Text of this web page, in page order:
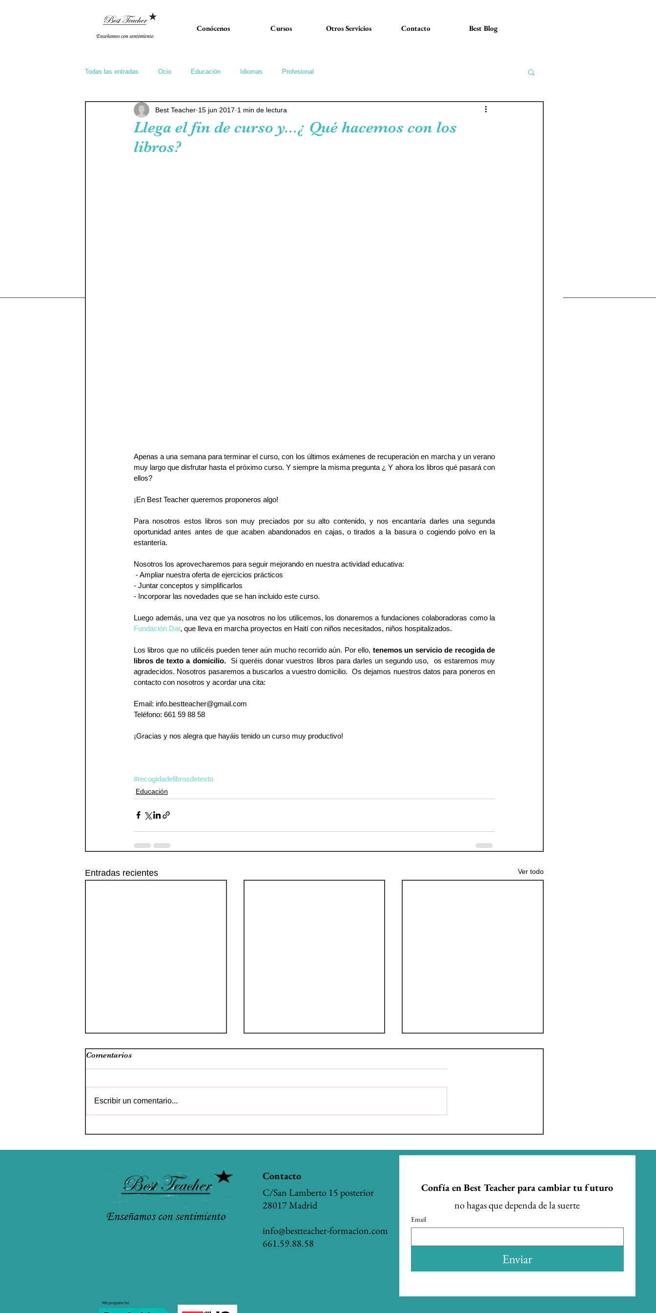
Conócenos Cursos Otros Servicios Contacto Best Blog
Todas las entradas Ocio Educación Idiomas Profesional
Llega el fin de curso y...¿ Qué hacemos con los
libros?
Best Teacher 15 jun 2017 1 min de lectura
Apenas a una semana para terminar el curso, con los últimos exámenes de recuperación en marcha y un verano
muy largo que disfrutar hasta el próximo curso. Y siempre la misma pregunta ¿ Y ahora los libros qué pasará con
ellos?
¡En Best Teacher queremos proponeros algo!
Para nosotros estos libros son muy preciados por su alto contenido, y nos encantaría darles una segunda
oportunidad antes antes de que acaben abandonados en cajas, o tirados a la basura o cogiendo polvo en la
estantería.
Nosotros los aprovecharemos para seguir mejorando en nuestra actividad educativa:
- Ampliar nuestra oferta de ejercicios prácticos
- Juntar conceptos y simplificarlos
- Incorporar las novedades que se han incluido este curso.
Fundación Dar, que lleva en marcha proyectos en Haití con niños necesitados, niños hospitalizados.
Los libros que no utilicéis pueden tener aún mucho recorrido aún. Por ello, tenemos un servicio de recogida de
libros de texto a domicilio.
Si queréis donar vuestros libros para darles un segundo uso,  os estaremos muy
agradecidos. Nosotros pasaremos a buscarlos a vuestro domicilio.  Os dejamos nuestros datos para poneros en
contacto con nosotros y acordar una cita:
Email: info.bestteacher@gmail.com
Teléfono: 661 59 88 58
¡Gracias y nos alegra que hayáis tenido un curso muy productivo!
#recogidadelibrosdetexto
Educación
Entradas recientes Ver todo
educativo: de la IA para
profesores a profesores IA
oficiales Inglés del British
Council
Comunidad de Madrid
2026/2027
Comentarios
Escribir un comentario...
C/San Lamberto 15 posterior
28017 Madrid
info@bestteacher-formacion.com
661.59.88.58
Contacto
Confía en Best Teacher para cambiar tu futuro
no hagas que dependa de la suerte
Email
Enviar